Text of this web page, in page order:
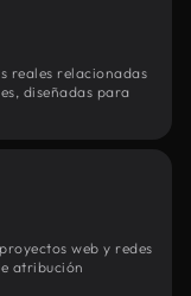
reales relacionadas
diseñadas para
web y redes
atribución